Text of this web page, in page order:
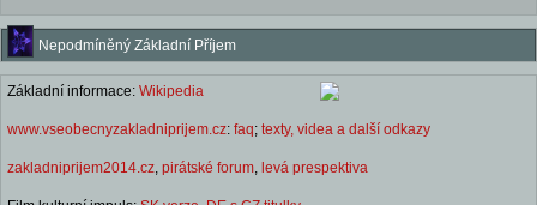
Nepodmíněný Základní Příjem
Základní informace: Wikipedia
www.vseobecnyzakladniprijem.cz: faq; texty, videa a další odkazy
zakladniprijem2014.cz, pirátské forum, levá prespektiva